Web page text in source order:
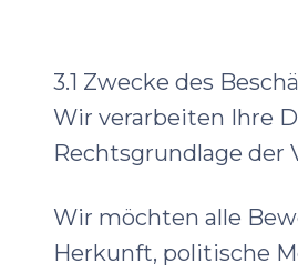
3.1 Zwecke des
Wir verarbeiten Ihre
Rechtsgrundlage der
Wir möchten alle
Herkunft, politische